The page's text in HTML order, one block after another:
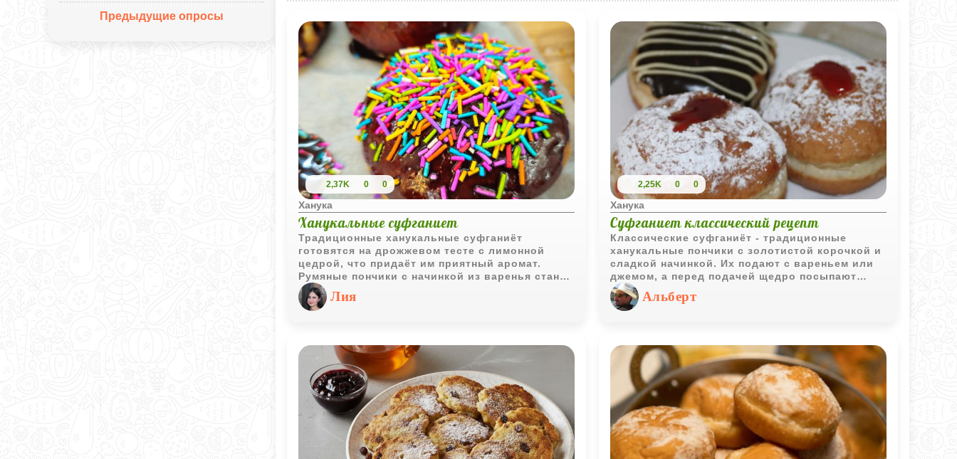
Предыдущие опросы
2,37K 0 0
Ханука
Ханукальные суфганиет
Традиционные ханукальные суфганиёт
готовятся на дрожжевом тесте с лимонной
цедрой, что придаёт им приятный аромат.
Румяные пончики с начинкой из варенья станут
украшением праздничного стола и порадуют
любителей домашней выпечки.
Лия
2,25K 0 0
Ханука
Суфганиет классический рецепт
Классические суфганиёт - традиционные
ханукальные пончики с золотистой корочкой и
сладкой начинкой. Их подают с вареньем или
джемом, а перед подачей щедро посыпают
сахарной пудрой.
Альберт